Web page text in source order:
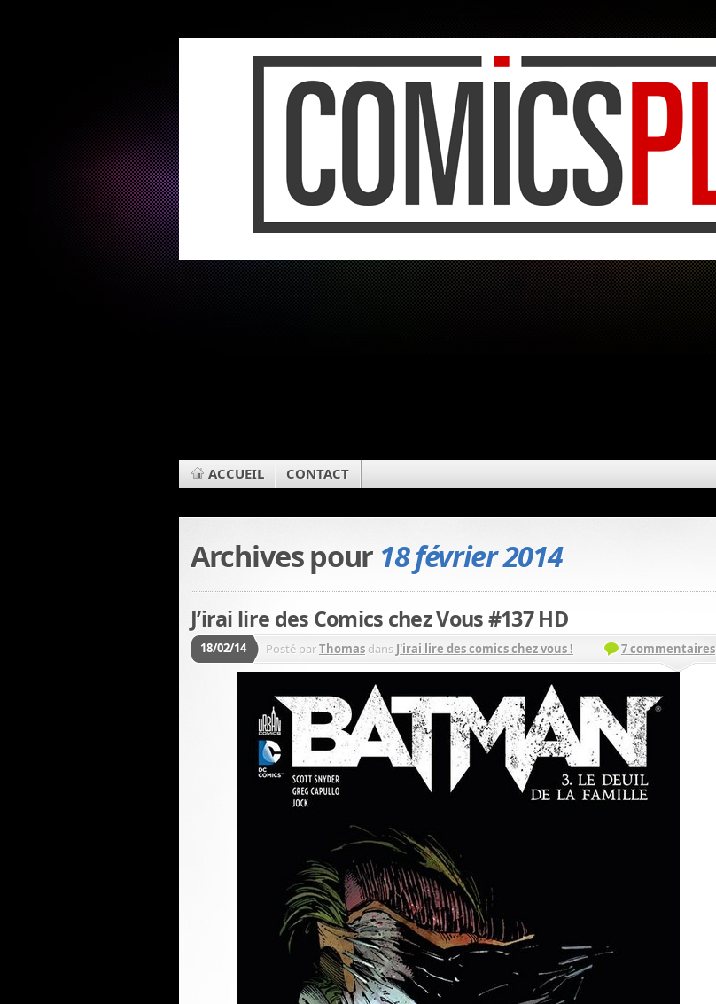
ACCUEIL CONTACT
Archives pour 18 février 2014
J’irai lire des Comics chez Vous #137 HD
18/02/14 Posté parThomas dans J'irai lire des comics chez vous ! 7 commentaires